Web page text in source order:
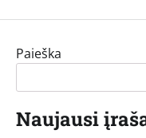
Paieška
Naujausi